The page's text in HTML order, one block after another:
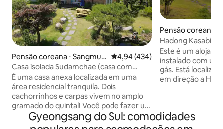
Pensão coreana ⋅ Sangmun
-dong, Geoje-si
4,94 de uma avaliação média de
4,94 (434)
Casa isolada Sudamchae (casa com
lagoa), até 5 pessoas disponíveis,
karaokê subterrâneo disponível #
Churrasqueira disponível # Netflix
É uma casa anexa localizada em uma
área residencial tranquila. Dois
cachorrinhos e carpas vivem no amplo
gramado do quintal! Você pode fazer um
churrasco no gramado e se divertir no
karaokê subterrâneo. (Tem um sistema
Pensão coreana ⋅
up, Hadong-gun
Hadong
estar espaçosa/
memórias
Este é um
instalado com
gás. Está localizado no meio do caminho
em direção a
Apenas o
(quarto 2, sala de
Gyeongsang do Sul: comodidades